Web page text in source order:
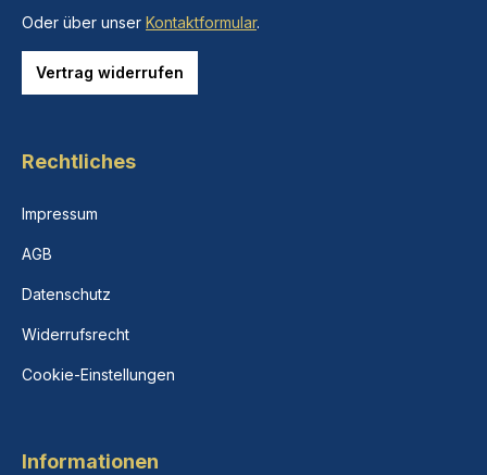
Oder über unser Kontaktformular.
Vertrag widerrufen
Rechtliches
Impressum
AGB
Datenschutz
Widerrufsrecht
Cookie-Einstellungen
Informationen